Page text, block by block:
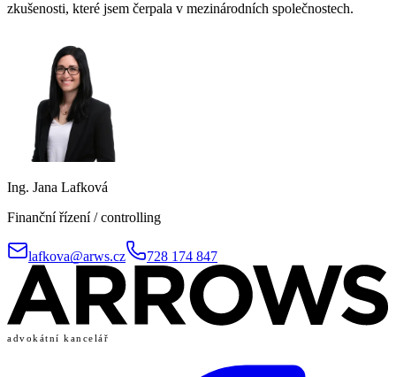
zkušenosti, které jsem čerpala v mezinárodních společnostech.
Ing. Jana Lafková
Finanční řízení / controlling
lafkova@arws.cz 728 174 847
advokátní kancelář